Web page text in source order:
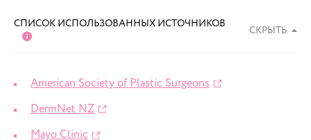
СПИСОК ИСПОЛЬЗОВАННЫХ ИСТОЧНИКОВ
СКРЫТЬ
American Society of Plastic Surgeons
DermNet NZ
Mayo Clinic